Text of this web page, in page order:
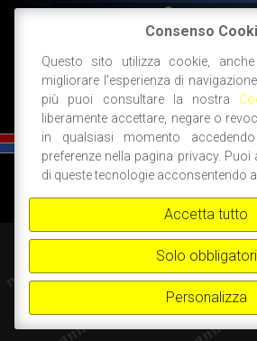
DISPONIBILE
AGGIUNGI AL
FIAT 500 SPORT-NANNI RICAMBI, BOLOGNA,
Consenso
Questo sito utilizza cookie,
migliorare l'esperienza di
più puoi consultare la nostra
liberamente accettare, negare o
in qualsiasi momento
preferenze nella pagina privacy.
di queste tecnologie acconsentendo
Accetta tutto
Solo obbligatori
Personalizza